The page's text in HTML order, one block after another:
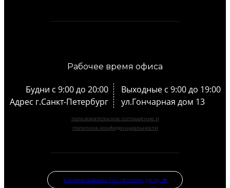
Рабочее время офиса
Будни с 9:00 до 20:00
Адрес г.Санкт-Петербург
Выходные с 9:00 до 19:00
ул.Гончарная дом 13
пользовательское соглашение и
политика конфиденциальности
Узнать шансы по своему делу ➜